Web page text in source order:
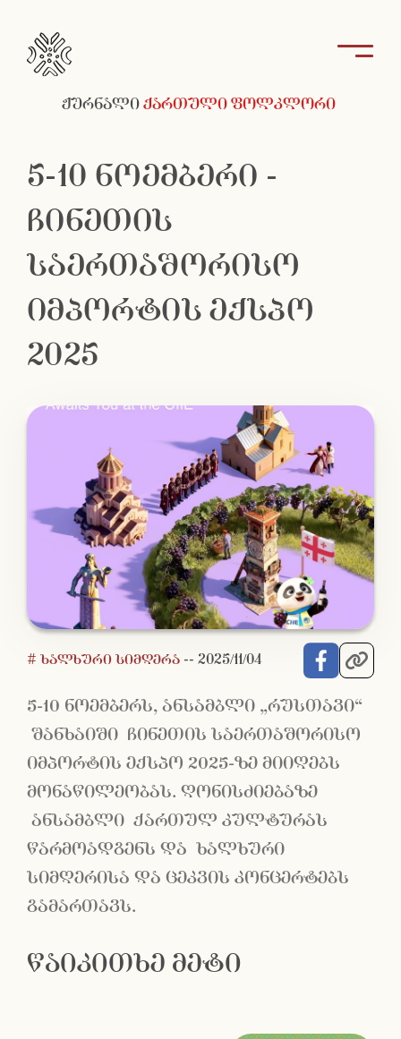
ჟურნალიქართული ფოლკლორი
5-10 ნოემბერი -
ჩინეთის
საერთაშორისო
იმპორტის ექსპო
2025
# ხალხური სიმღერა -- 2025/11/04
5-10 ნოემბერს, ანსამბლი „რუსთავი“
შანხაიში ჩინეთის საერთაშორისო
იმპორტის ექსპო 2025-ზე მიიღებს
მონაწილეობას. ღონისძიებაზე
ანსამბლი ქართულ კულტურას
წარმოადგენს და ხალხური
სიმღერისა და ცეკვის კონცერტებს
გამართავს.
წაიკითხე მეტი